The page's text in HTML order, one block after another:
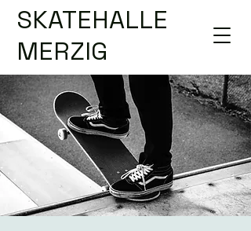
SKATEHALLE
MERZIG